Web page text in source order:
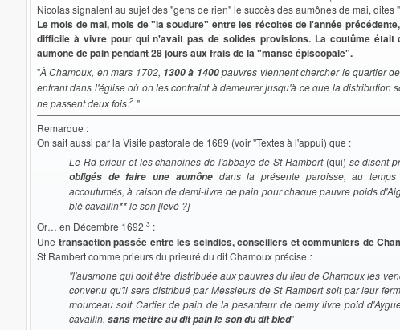
Nicolas signalent au sujet des "gens de rien" le succès des aumônes de mai, dites
Le mois de mai, mois de "la soudure" entre les récoltes de l'année
difficile à vivre pour qui n'avait pas de solides provisions. La coutûme était
aumône de pain pendant 28 jours aux frais de la "manse épiscopale".
"À Chamoux, en mars 1702, 1300 à 1400pauvres viennent chercher le quartier
entrant dans l'église où on les contraint à demeurer jusqu'à ce que la distribution
ne passent deux fois.2 "
Remarque :
On sait aussi par la Visite pastorale de 1689 (voir "Textes à l'appui) que :
Le Rd prieur et les chanoines de l'abbaye de St Rambert (qui) se disent
obligés de faire une aumônedans la présente paroisse, au
accoutumés, à raison de demi-livre de pain pour chaque pauvre poids
blé cavallin** le son [levé ?]
Or… en Décembre 1692 3 :
Une transaction passée entre les scindics, conseillers et communiers de
St Rambert comme prieurs du prieuré du dit Chamoux précise :
"l'ausmone qui doit être distribuée aux pauvres du lieu de Chamoux les
convenu qu'il sera distribué par Messieurs de St Rambert soit par leur
mourceau soit Cartier de pain de la pesanteur de demy livre poid
cavallin, sans mettre au dit pain le son du dit bled"